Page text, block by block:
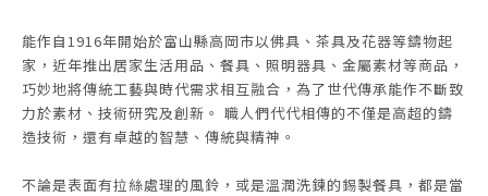
能作自1916年開始於富山縣高岡市以佛具、茶具及花器等鑄物起
家，近年推出居家生活用品、餐具、照明器具、金屬素材等商品，
巧妙地將傳統工藝與時代需求相互融合，為了世代傳承能作不斷致
力於素材、技術研究及創新。 職人們代代相傳的不僅是高超的鑄
造技術，還有卓越的智慧、傳統與精神。
不論是表面有拉絲處理的風鈴，或是溫潤洗鍊的錫製餐具，都是當